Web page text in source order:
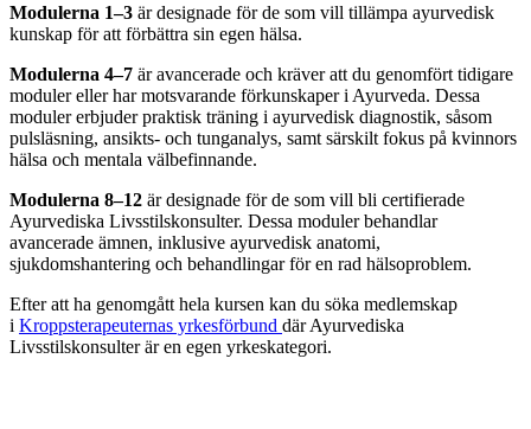
Modulerna 1–3 är designade för de som vill tillämpa ayurvedisk
kunskap för att förbättra sin egen hälsa.
Modulerna 4–7 är avancerade och kräver att du genomfört tidigare
moduler eller har motsvarande förkunskaper i Ayurveda. Dessa
moduler erbjuder praktisk träning i ayurvedisk diagnostik, såsom
pulsläsning, ansikts- och tunganalys, samt särskilt fokus på kvinnors
hälsa och mentala välbefinnande.
Modulerna 8–12 är designade för de som vill bli certifierade
Ayurvediska Livsstilskonsulter. Dessa moduler behandlar
avancerade ämnen, inklusive ayurvedisk anatomi,
sjukdomshantering och behandlingar för en rad hälsoproblem.
Efter att ha genomgått hela kursen kan du söka medlemskap
i Kroppsterapeuternas yrkesförbund där Ayurvediska
Livsstilskonsulter är en egen yrkeskategori.